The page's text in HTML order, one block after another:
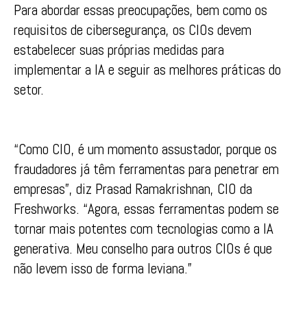
Para abordar essas preocupações, bem como os
requisitos de cibersegurança, os CIOs devem
estabelecer suas próprias medidas para
implementar a IA e seguir as melhores práticas do
setor.
“Como CIO, é um momento assustador, porque os
fraudadores já têm ferramentas para penetrar em
empresas”, diz Prasad Ramakrishnan, CIO da
Freshworks. “Agora, essas ferramentas podem se
tornar mais potentes com tecnologias como a IA
generativa. Meu conselho para outros CIOs é que
não levem isso de forma leviana.”